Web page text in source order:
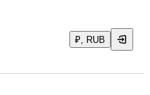
₽, RUB